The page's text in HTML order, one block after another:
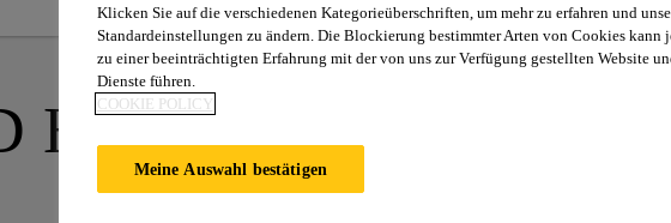
Klicken Sie auf die verschiedenen Kategorieüberschriften, um mehr zu erfahren und
Standardeinstellungen zu ändern. Die Blockierung bestimmter Arten von Cookies kann
zu einer beeinträchtigten Erfahrung mit der von uns zur Verfügung gestellten Website
Dienste führen.
COOKIE POLICY
Meine Auswahl bestätigen